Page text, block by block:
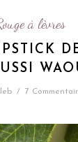
à lèvres
/ 7